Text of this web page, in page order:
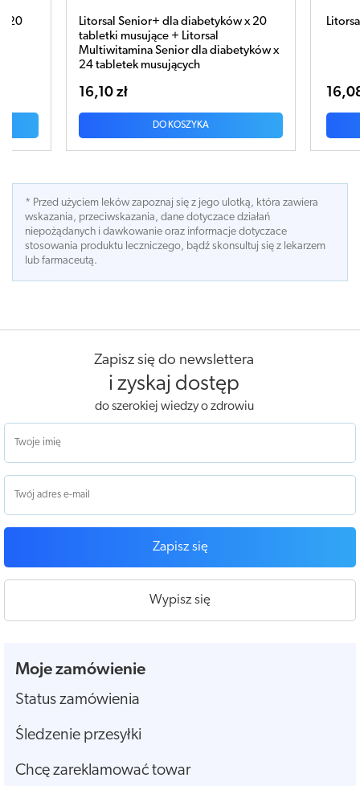
x 20 Litorsal Senior+ x 24 tabletki musujące
16,08 zł
DO KOSZYKA
* Przed użyciem leków zapoznaj się z jego ulotką, która zawiera
wskazania, przeciwskazania, dane dotyczace działań
niepożądanych i dawkowanie oraz informacje dotyczace
stosowania produktu leczniczego, bądź skonsultuj się z lekarzem
lub farmaceutą.
Zapisz się do newslettera
i zyskaj dostęp
do szerokiej wiedzy o zdrowiu
Zapisz się
Wypisz się
Moje zamówienie
Status zamówienia
Śledzenie przesyłki
Chcę zareklamować towar